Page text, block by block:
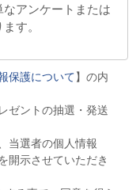
アンケートまたは
す。
保護について】の内
ゼントの抽選・発送
当選者の個人情報
開示させていただき